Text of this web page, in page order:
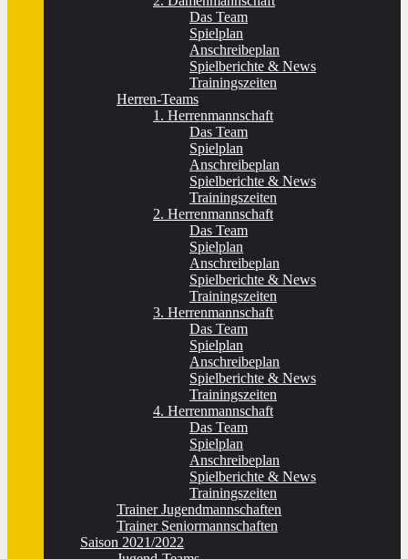
Das Team
Spielplan
Anschreibeplan
Spielberichte & News
Trainingszeiten
Herren-Teams
1. Herrenmannschaft
Das Team
Spielplan
Anschreibeplan
Spielberichte & News
Trainingszeiten
2. Herrenmannschaft
Das Team
Spielplan
Anschreibeplan
Spielberichte & News
Trainingszeiten
3. Herrenmannschaft
Das Team
Spielplan
Anschreibeplan
Spielberichte & News
Trainingszeiten
4. Herrenmannschaft
Das Team
Spielplan
Anschreibeplan
Spielberichte & News
Trainingszeiten
Trainer Jugendmannschaften
Trainer Seniormannschaften
Saison 2021/2022